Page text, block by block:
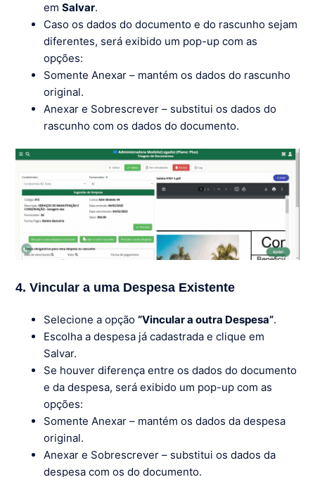
emSalvar.
Caso os dados do documento e do rascunho sejam
diferentes, será exibido um pop-up com as
opções:
Somente Anexar – mantém os dados do rascunho
original.
Anexar e Sobrescrever – substitui os dados do
rascunho com os dados do documento.
4. Vincular a uma Despesa Existente
Selecione a opção“Vincular a outra Despesa”.
Escolha a despesa já cadastrada e clique em
Salvar.
Se houver diferença entre os dados do documento
e da despesa, será exibido um pop-up com as
opções:
Somente Anexar – mantém os dados da despesa
original.
Anexar e Sobrescrever – substitui os dados da
despesa com os do documento.